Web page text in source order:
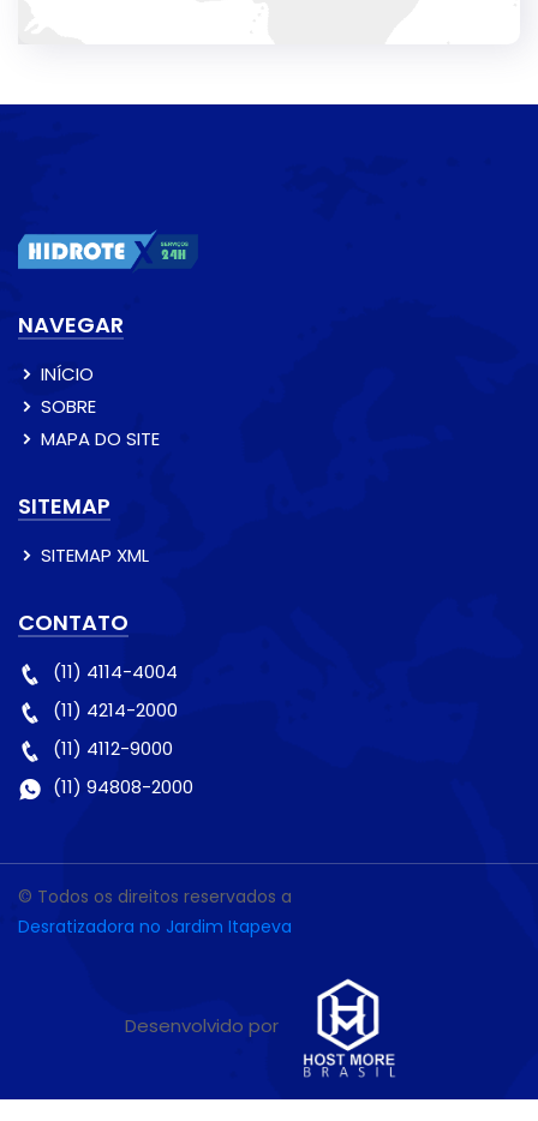
NAVEGAR
INÍCIO
SOBRE
MAPA DO SITE
SITEMAP
SITEMAP XML
CONTATO
(11) 4114-4004
(11) 4214-2000
(11) 4112-9000
(11) 94808-2000
© Todos os direitos reservados a
Desratizadora no Jardim Itapeva
Desenvolvido por